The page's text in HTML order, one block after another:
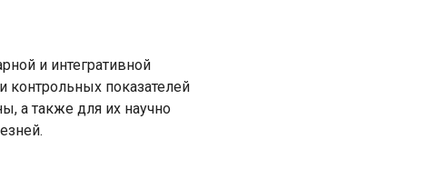
и интегративной
контрольных показателей
а также для их научно